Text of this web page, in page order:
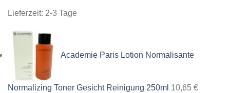
Lieferzeit: 2-3 Tage
Academie Paris Lotion Normalisante
Normalizing Toner Gesicht Reinigung 250ml 10,65 €